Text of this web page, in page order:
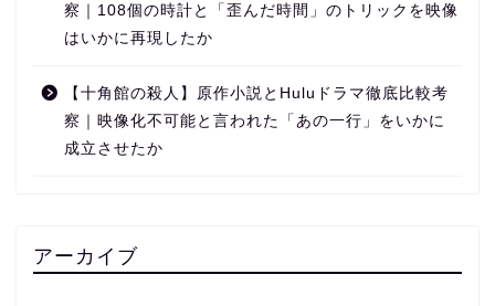
察｜108個の時計と「歪んだ時間」のトリックを映像
はいかに再現したか
【十角館の殺人】原作小説とHuluドラマ徹底比較考
察｜映像化不可能と言われた「あの一行」をいかに
成立させたか
アーカイブ